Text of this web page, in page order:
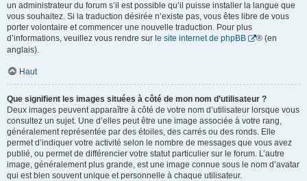
un administrateur du forum s’il est possible qu’il puisse installer la langue que
vous souhaitez. Si la traduction désirée n’existe pas, vous êtes libre de vous
porter volontaire et commencer une nouvelle traduction. Pour plus
d’informations, veuillez vous rendre sur le site internet de phpBB
® (en
anglais).
Haut
Que signifient les images situées à côté de mon nom d’utilisateur ?
Deux images peuvent apparaître à côté de votre nom d’utilisateur lorsque vous
consultez un sujet. Une d’elles peut être une image associée à votre rang,
généralement représentée par des étoiles, des carrés ou des ronds. Elle
permet d’indiquer votre activité selon le nombre de messages que vous avez
publié, ou permet de différencier votre statut particulier sur le forum. L’autre
image, généralement plus grande, est une image connue sous le nom d’avatar
qui est bien souvent unique et personnelle à chaque utilisateur.